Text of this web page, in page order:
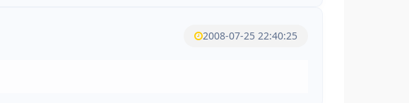
2008-07-25 22:40:25